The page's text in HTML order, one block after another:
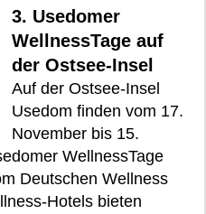
3. Usedomer
WellnessTage auf
der Ostsee-Insel
Auf der Ostsee-Insel
Usedom finden vom 17.
November bis 15.
WellnessTage
Deutschen Wellness
Hotels bieten